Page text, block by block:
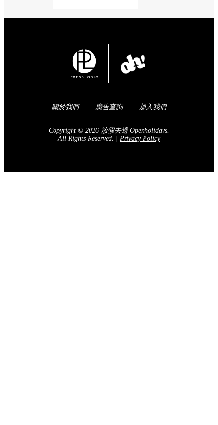
關於我們 廣告查詢 加入我們
Copyright © 2026 放假去邊 Openholidays.
All Rights Reserved.
Privacy Policy